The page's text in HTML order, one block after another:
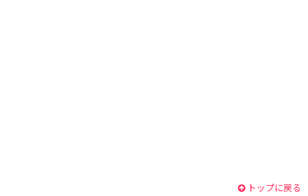
トップに戻る